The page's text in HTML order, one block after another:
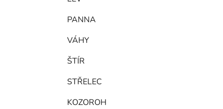
PANNA
VÁHY
ŠTÍR
STŘELEC
KOZOROH